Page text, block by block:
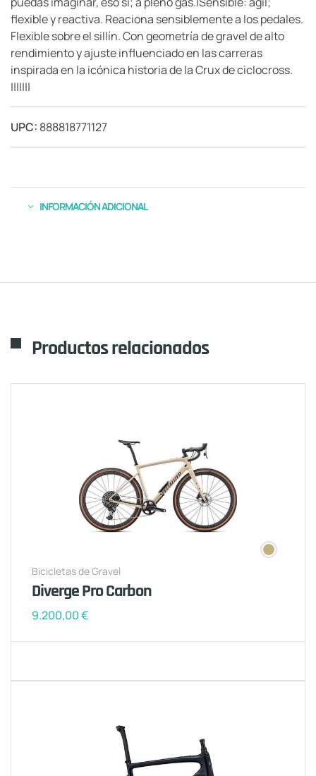
flexible y reactiva. Reaciona sensiblemente a los pedales.
Flexible sobre el sillín. Con geometría de gravel de alto
rendimiento y ajuste influenciado en las carreras
inspirada en la icónica historia de la Crux de ciclocross.
|||||||
UPC: 888818771127
INFORMACIÓN ADICIONAL
Productos relacionados
Bicicletas de Gravel
Diverge Pro Carbon
9.200,00€